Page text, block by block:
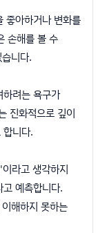
좋아하거나 변화를
손해를 볼 수
니다.
려는 욕구가
진화적으로 깊이
니다.
라고 생각하지
예측합니다.
해하지 못하는